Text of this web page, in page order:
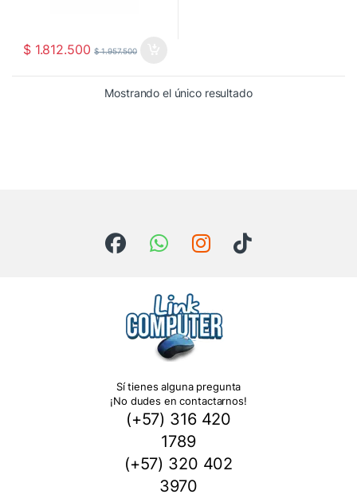
$1.812.500 $1.957.500
Mostrando el único resultado
Sí tienes alguna pregunta
¡No dudes en contactarnos!
(+57) 316 420
1789
(+57) 320 402
3970